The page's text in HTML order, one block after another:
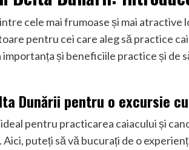
cele mai frumoase și mai atractive
pentru cei care aleg să practice
și beneficiile practice și de
Dunării pentru o excursie
pentru practicarea caiacului și
Aici, puteți să vă bucurați de o